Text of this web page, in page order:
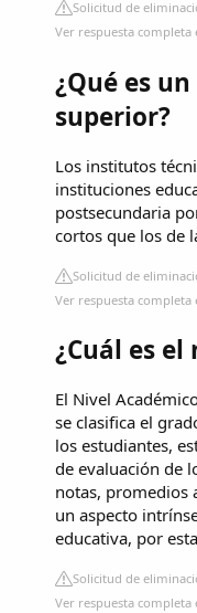
Solicitud de
Ver respuesta completa
¿Qué es
superior?
Los institutos
instituciones
postsecundaria
cortos que los de
Solicitud de
Ver respuesta
¿Cuál es
El Nivel
se clasifica el
los estudiantes,
de evaluación de
notas, promedios
un aspecto
educativa, por
Solicitud de
Ver respuesta completa